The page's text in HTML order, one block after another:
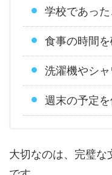
学校であっ
食事の時間
洗濯機やシ
週末の予定
大切なのは、完璧な